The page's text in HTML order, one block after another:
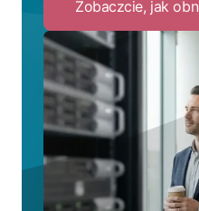
Zobaczcie, jak